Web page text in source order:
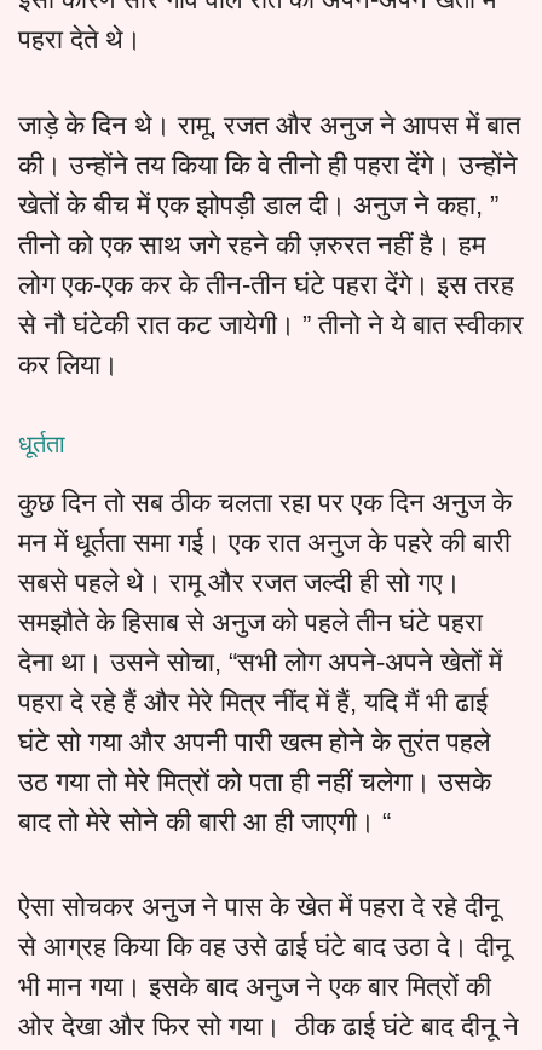
पहरा देते थे।
जाड़े के दिन थे। रामू, रजत और अनुज ने आपस में बात
की। उन्होंने तय किया कि वे तीनो ही पहरा देंगे। उन्होंने
खेतों के बीच में एक झोपड़ी डाल दी। अनुज ने कहा, ”
तीनो को एक साथ जगे रहने की ज़रुरत नहीं है। हम
लोग एक-एक कर के तीन-तीन घंटे पहरा देंगे। इस तरह
से नौ घंटेकी रात कट जायेगी। ” तीनो ने ये बात स्वीकार
कर लिया।
धूर्तता
कुछ दिन तो सब ठीक चलता रहा पर एक दिन अनुज के
मन में धूर्तता समा गई। एक रात अनुज के पहरे की बारी
सबसे पहले थे। रामू और रजत जल्दी ही सो गए।
समझौते के हिसाब से अनुज को पहले तीन घंटे पहरा
देना था। उसने सोचा, “सभी लोग अपने-अपने खेतों में
पहरा दे रहे हैं और मेरे मित्र नींद में हैं, यदि मैं भी ढाई
घंटे सो गया और अपनी पारी खत्म होने के तुरंत पहले
उठ गया तो मेरे मित्रों को पता ही नहीं चलेगा। उसके
बाद तो मेरे सोने की बारी आ ही जाएगी। “
ऐसा सोचकर अनुज ने पास के खेत में पहरा दे रहे दीनू
से आग्रह किया कि वह उसे ढाई घंटे बाद उठा दे। दीनू
भी मान गया। इसके बाद अनुज ने एक बार मित्रों की
ओर देखा और फिर सो गया। ठीक ढाई घंटे बाद दीनू ने